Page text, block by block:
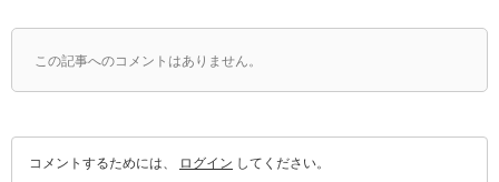
この記事へのコメントはありません。
コメントするためには、 ログイン してください。